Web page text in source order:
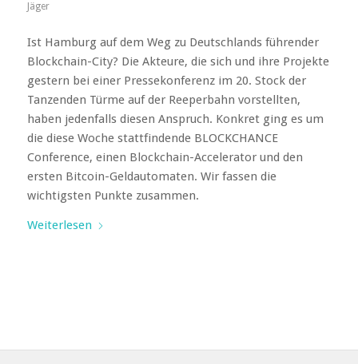
Jäger
Ist Hamburg auf dem Weg zu Deutschlands führender
Blockchain-City? Die Akteure, die sich und ihre Projekte
gestern bei einer Pressekonferenz im 20. Stock der
Tanzenden Türme auf der Reeperbahn vorstellten,
haben jedenfalls diesen Anspruch. Konkret ging es um
die diese Woche stattfindende BLOCKCHANCE
Conference, einen Blockchain-Accelerator und den
ersten Bitcoin-Geldautomaten. Wir fassen die
wichtigsten Punkte zusammen.
Weiterlesen